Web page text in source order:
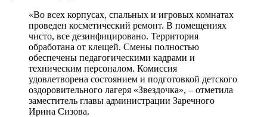
«Во всех корпусах, спальных и игровых комнатах
проведен косметический ремонт. В помещениях
чисто, все дезинфицировано. Территория
обработана от клещей. Смены полностью
обеспечены педагогическими кадрами и
техническим персоналом. Комиссия
удовлетворена состоянием и подготовкой детского
оздоровительного лагеря «Звездочка», – отметила
заместитель главы администрации Заречного
Ирина Сизова.